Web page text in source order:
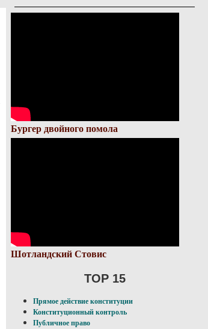
Бургер двойного помола
Шотландский Стовис
TOP 15
Прямое действие конституции
Конституционный контроль
Публичное право